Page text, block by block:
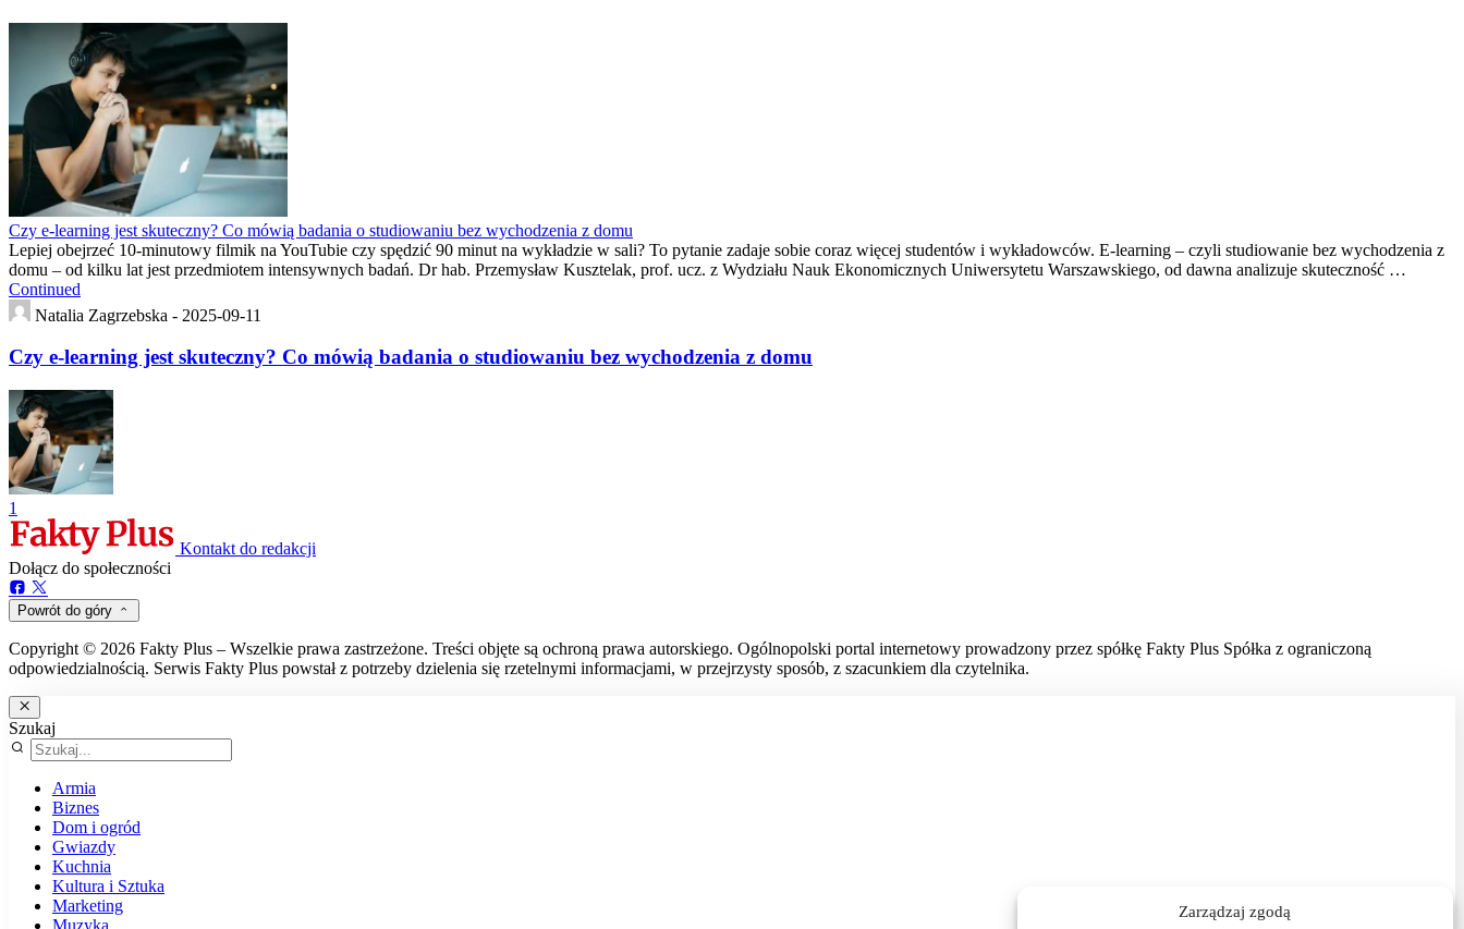
Zarządzaj zgodą
Czy e-learning jest skuteczny? Co mówią badania o studiowaniu bez wychodzenia z domu
Lepiej obejrzeć 10-minutowy filmik na YouTubie czy spędzić 90 minut na wykładzie w sali? To pytanie zadaje sobie coraz więcej studentów i wykładowców. E-learning – czyli studiowanie bez wychodzenia z
domu – od kilku lat jest przedmiotem intensywnych badań. Dr hab. Przemysław Kusztelak, prof. ucz. z Wydziału Nauk Ekonomicznych Uniwersytetu Warszawskiego, od dawna analizuje skuteczność …
Continued
Natalia Zagrzebska - 2025-09-11
Czy e-learning jest skuteczny? Co mówią badania o studiowaniu bez wychodzenia z domu
1
Kontakt do redakcji
Dołącz do społeczności
Powrót do góry
Copyright © 2026 Fakty Plus – Wszelkie prawa zastrzeżone. Treści objęte są ochroną prawa autorskiego. Ogólnopolski portal internetowy prowadzony przez spółkę Fakty Plus Spółka z ograniczoną
odpowiedzialnością. Serwis Fakty Plus powstał z potrzeby dzielenia się rzetelnymi informacjami, w przejrzysty sposób, z szacunkiem dla czytelnika.
Szukaj
Armia
Biznes
Dom i ogród
Gwiazdy
Kuchnia
Kultura i Sztuka
Marketing